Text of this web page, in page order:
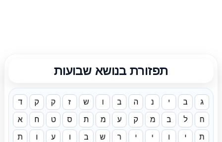
תפזורת בנושא שבועות
ג ב י נ ה ב ו ש ז ק ק ד
ח ל ב מ ק ע מ ת ס ט ח א
ת י ו י י ר ש ב ו ע ו ת